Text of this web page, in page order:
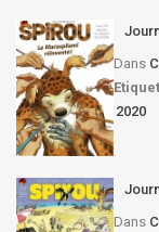
Dans
2020
Dans